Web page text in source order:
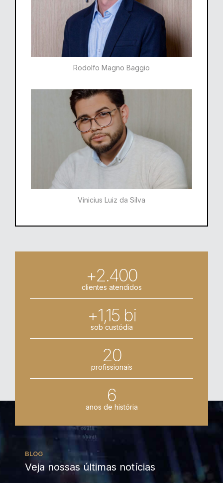
Rodolfo Magno Baggio​​
Vinicius Luiz da Silva
+2.400
clientes atendidos
+1,15 bi
sob custódia
20
profissionais
6
anos de história
BLOG
Veja nossas últimas notícias